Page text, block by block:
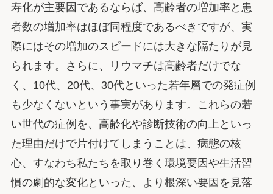
寿化が主要因であるならば、高齢者の増加率と患
者数の増加率はほぼ同程度であるべきですが、実
際にはその増加のスピードには大きな隔たりが見
られます。さらに、リウマチは高齢者だけでな
く、10代、20代、30代といった若年層での発症例
も少なくないという事実があります。これらの若
い世代の症例を、高齢化や診断技術の向上といっ
た理由だけで片付けてしまうことは、病態の核
心、すなわち私たちを取り巻く環境要因や生活習
慣の劇的な変化といった、より根深い要因を見落